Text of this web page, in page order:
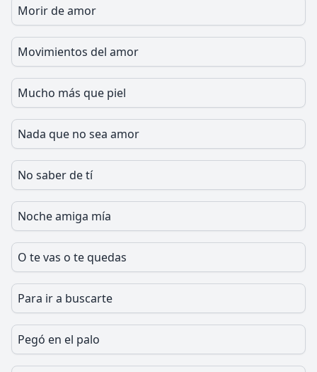
Morir de amor
Movimientos del amor
Mucho más que piel
Nada que no sea amor
No saber de tí
Noche amiga mía
O te vas o te quedas
Para ir a buscarte
Pegó en el palo